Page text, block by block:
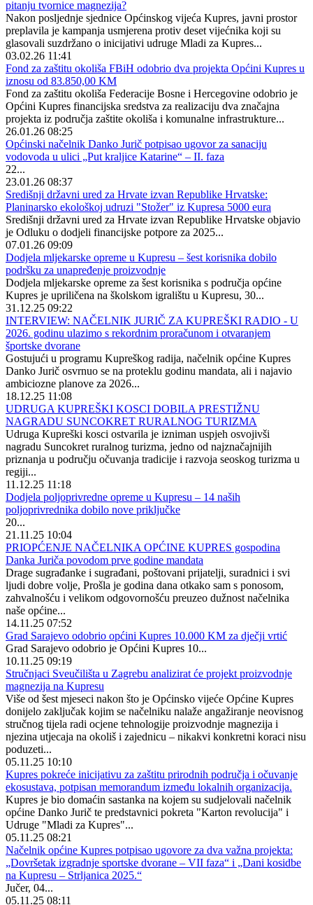
pitanju tvornice magnezija?
Nakon posljednje sjednice Općinskog vijeća Kupres, javni prostor
preplavila je kampanja usmjerena protiv deset vijećnika koji su
glasovali suzdržano o inicijativi udruge Mladi za Kupres...
03.02.26 11:41
Fond za zaštitu okoliša FBiH odobrio dva projekta Općini Kupres u
iznosu od 83.850,00 KM
Fond za zaštitu okoliša Federacije Bosne i Hercegovine odobrio je
Općini Kupres financijska sredstva za realizaciju dva značajna
projekta iz područja zaštite okoliša i komunalne infrastrukture...
26.01.26 08:25
Općinski načelnik Danko Jurič potpisao ugovor za sanaciju
vodovoda u ulici „Put kraljice Katarine“ – II. faza
22...
23.01.26 08:37
Središnji državni ured za Hrvate izvan Republike Hrvatske:
Planinarsko ekološkoj udruzi "Stožer" iz Kupresa 5000 eura
Središnji državni ured za Hrvate izvan Republike Hrvatske objavio
je Odluku o dodjeli financijske potpore za 2025...
07.01.26 09:09
Dodjela mljekarske opreme u Kupresu – šest korisnika dobilo
podršku za unapređenje proizvodnje
Dodjela mljekarske opreme za šest korisnika s područja općine
Kupres je upriličena na školskom igralištu u Kupresu, 30...
31.12.25 09:22
INTERVIEW: NAČELNIK JURIČ ZA KUPREŠKI RADIO - U
2026. godinu ulazimo s rekordnim proračunom i otvaranjem
športske dvorane
Gostujući u programu Kupreškog radija, načelnik općine Kupres
Danko Jurič osvrnuo se na proteklu godinu mandata, ali i najavio
ambiciozne planove za 2026...
18.12.25 11:08
UDRUGA KUPREŠKI KOSCI DOBILA PRESTIŽNU
NAGRADU SUNCOKRET RURALNOG TURIZMA
Udruga Kupreški kosci ostvarila je izniman uspjeh osvojivši
nagradu Suncokret ruralnog turizma, jedno od najznačajnijih
priznanja u području očuvanja tradicije i razvoja seoskog turizma u
regiji...
11.12.25 11:18
Dodjela poljoprivredne opreme u Kupresu – 14 naših
poljoprivrednika dobilo nove priključke
20...
21.11.25 10:04
PRIOPĆENJE NAČELNIKA OPĆINE KUPRES gospodina
Danka Juriča povodom prve godine mandata
Drage sugrađanke i sugrađani, poštovani prijatelji, suradnici i svi
ljudi dobre volje, Prošla je godina dana otkako sam s ponosom,
zahvalnošću i velikom odgovornošću preuzeo dužnost načelnika
naše općine...
14.11.25 07:52
Grad Sarajevo odobrio općini Kupres 10.000 KM za dječji vrtić
Grad Sarajevo odobrio je Općini Kupres 10...
10.11.25 09:19
Stručnjaci Sveučilišta u Zagrebu analizirat će projekt proizvodnje
magnezija na Kupresu
Više od šest mjeseci nakon što je Općinsko vijeće Općine Kupres
donijelo zaključak kojim se načelniku nalaže angažiranje neovisnog
stručnog tijela radi ocjene tehnologije proizvodnje magnezija i
njezina utjecaja na okoliš i zajednicu – nikakvi konkretni koraci nisu
poduzeti...
05.11.25 10:10
Kupres pokreće inicijativu za zaštitu prirodnih područja i očuvanje
ekosustava, potpisan memorandum između lokalnih organizacija.
Kupres je bio domaćin sastanka na kojem su sudjelovali načelnik
općine Danko Jurič te predstavnici pokreta "Karton revolucija" i
Udruge "Mladi za Kupres"...
05.11.25 08:21
Načelnik općine Kupres potpisao ugovore za dva važna projekta:
„Dovršetak izgradnje sportske dvorane – VII faza“ i „Dani kosidbe
na Kupresu – Strljanica 2025.“
Jučer, 04...
05.11.25 08:11